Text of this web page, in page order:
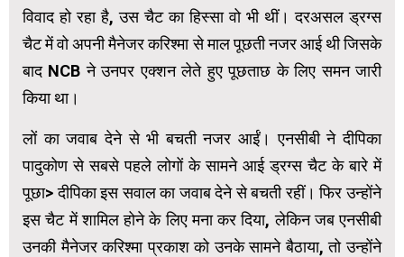
विवाद हो रहा है, उस चैट का हिस्सा वो भी थीं। दरअसल ड्रग्स
चैट में वो अपनी मैनेजर करिश्मा से माल पूछती नजर आई थी जिसके
बाद NCB ने उनपर एक्शन लेते हुए पूछताछ के लिए समन जारी
किया था।
लों का जवाब देने से भी बचती नजर आईं। एनसीबी ने दीपिका
पादुकोण से सबसे पहले लोगों के सामने आई ड्रग्स चैट के बारे में
पूछा> दीपिका इस सवाल का जवाब देने से बचती रहीं। फिर उन्होंने
इस चैट में शामिल होने के लिए मना कर दिया, लेकिन जब एनसीबी
उनकी मैनेजर करिश्मा प्रकाश को उनके सामने बैठाया, तो उन्होंने